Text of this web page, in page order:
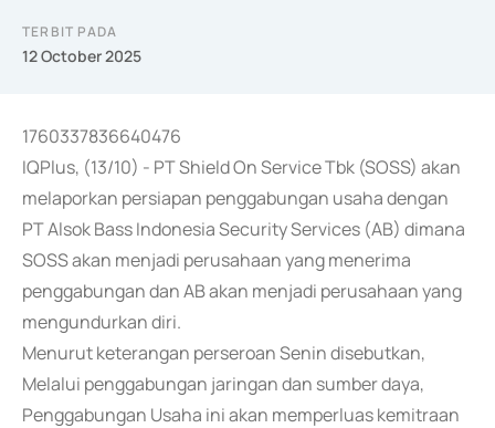
TERBIT PADA
12 October 2025
1760337836640476
IQPlus, (13/10) - PT Shield On Service Tbk (SOSS) akan
melaporkan persiapan penggabungan usaha dengan
PT Alsok Bass Indonesia Security Services (AB) dimana
SOSS akan menjadi perusahaan yang menerima
penggabungan dan AB akan menjadi perusahaan yang
mengundurkan diri.
Menurut keterangan perseroan Senin disebutkan,
Melalui penggabungan jaringan dan sumber daya,
Penggabungan Usaha ini akan memperluas kemitraan